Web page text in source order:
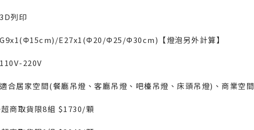
列印
E27x1(Φ20/Φ25/Φ30cm)【燈泡另外計算】
220V
合居家空間(餐廳吊燈、客廳吊燈、吧檯吊燈、床頭吊燈)、商業空間
商取貨限8組 $1730/顆